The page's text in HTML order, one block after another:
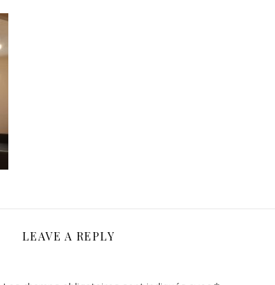
LEAVE A REPLY